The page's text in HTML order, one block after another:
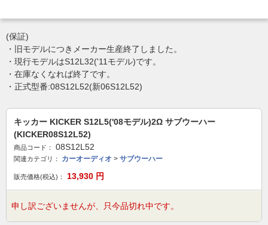
(保証)
・旧モデルにつきメーカー生産終了しました。
・現行モデルはS12L32('11モデル)です。
・在庫なくなれば終了です。
・正式型番:08S12L52(新06S12L52)
キッカー KICKER S12L5('08モデル)2Ω サブウーハー
(KICKER08S12L52)
商品コード： 08S12L52
関連カテゴリ： カーオーディオ > サブウーハー
販売価格(税込)： 13,930 円
申し訳ございませんが、只今品切れ中です。